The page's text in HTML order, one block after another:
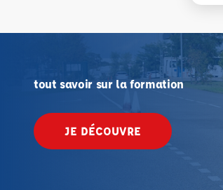
tout savoir sur la formation
JE DÉCOUVRE